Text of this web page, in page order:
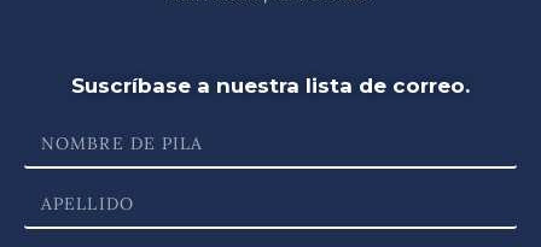
Suscríbase a nuestra lista de correo.